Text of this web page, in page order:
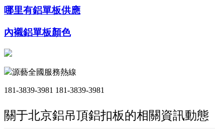
哪里有鋁單板供應
內襯鋁單板顏色
源藝全國服務熱線
181-3839-3981 181-3839-3981
關于北京鋁吊頂鋁扣板的相關資訊動態